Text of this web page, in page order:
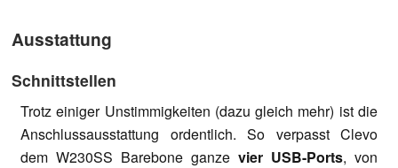
Ausstattung
Schnittstellen
Trotz einiger Unstimmigkeiten (dazu gleich mehr) ist die
Anschlussausstattung ordentlich. So verpasst Clevo
dem W230SS Barebone ganze vier USB-Ports, von